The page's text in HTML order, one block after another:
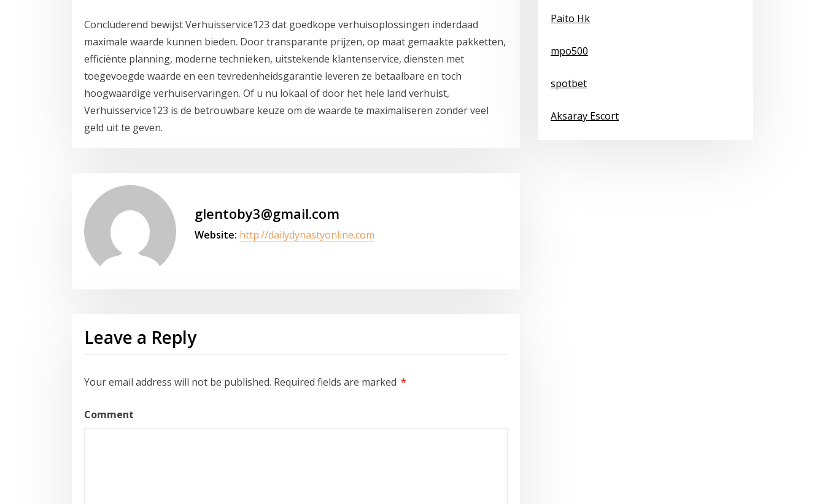
Concluderend bewijst Verhuisservice123 dat goedkope verhuisoplossingen inderdaad
maximale waarde kunnen bieden. Door transparante prijzen, op maat gemaakte pakketten,
efficiënte planning, moderne technieken, uitstekende klantenservice, diensten met
toegevoegde waarde en een tevredenheidsgarantie leveren ze betaalbare en toch
hoogwaardige verhuiservaringen. Of u nu lokaal of door het hele land verhuist,
Verhuisservice123 is de betrouwbare keuze om de waarde te maximaliseren zonder veel
geld uit te geven.
glentoby3@gmail.com
Website: http://dailydynastyonline.com
Leave a Reply
Your email address will not be published. Required fields are marked *
Comment
Paito Hk
mpo500
spotbet
Aksaray Escort